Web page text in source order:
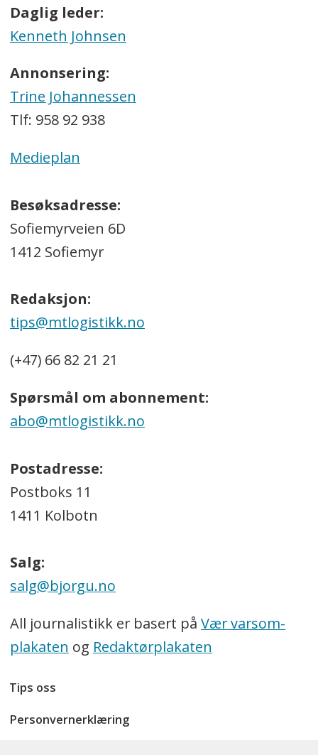
Daglig leder:
Kenneth Johnsen
Annonsering:
Trine Johannessen
Tlf: 958 92 938
Medieplan
Besøksadresse:
Sofiemyrveien 6D
1412 Sofiemyr
Redaksjon:
tips@mtlogistikk.no
(+47) 66 82 21 21
Spørsmål om abonnement:
abo@mtlogistikk.no
Postadresse:
Postboks 11
1411 Kolbotn
Salg:
salg@bjorgu.no
All journalistikk er basert på Vær varsom-
plakaten og Redaktørplakaten
Tips oss
Personvernerklæring